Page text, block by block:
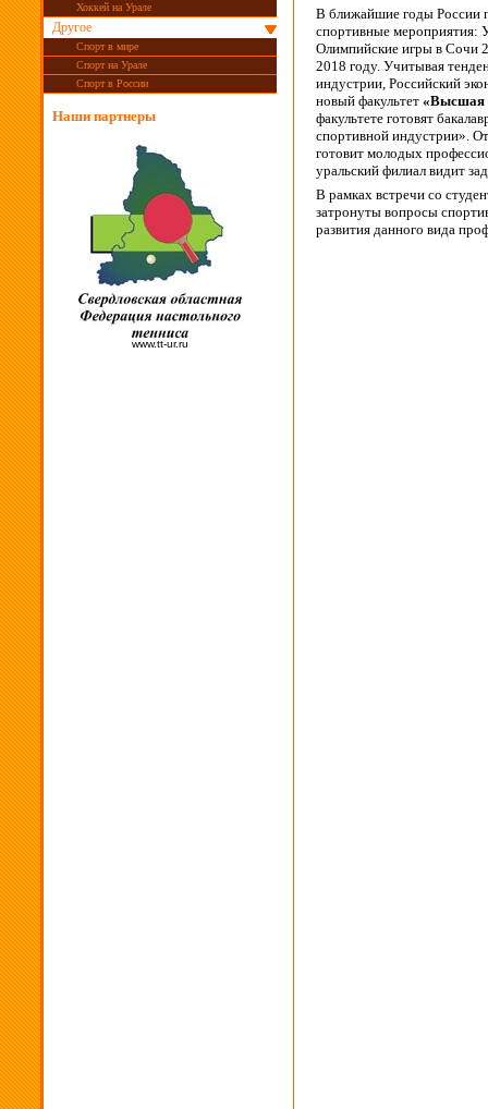
Хоккей на Урале
Другое
Спорт в мире
Спорт на Урале
Спорт в России
Наши партнеры
www.tt-ur.ru
В ближайшие годы России
спортивные мероприятия:
Олимпийские игры в Сочи
2018 году. Учитывая
индустрии, Российский
новый факультет «Высшая
факультете готовят
спортивной индустрии».
готовит молодых
уральский филиал видит
В рамках встречи со
затронуты вопросы
развития данного вида